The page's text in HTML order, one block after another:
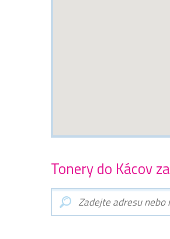
Tonery do Kácov